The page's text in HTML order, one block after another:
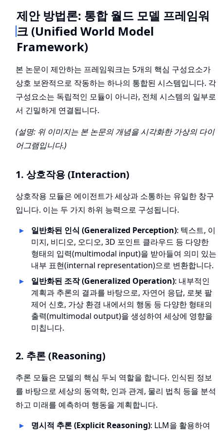
제안 방법론: 통합 월드 모델 프레임워
크 (Unified World Model
Framework)
본 논문이 제안하는 프레임워크는 5개의 핵심 구성요소가
상호 보완적으로 작동하는 하나의 통합된 시스템입니다. 각
구성요소는 독립적인 모듈이 아니라, 전체 시스템의 일부로
서 긴밀하게 연결됩니다.
(설명: 위 이미지는 본 논문의 개념을 시각화한 가상의 다이
어그램입니다.)
1. 상호작용 (Interaction)
상호작용 모듈은 에이전트가 세상과 소통하는 유일한 창구
입니다. 이는 두 가지 하위 능력으로 구성됩니다.
일반화된 인식 (Generalized Perception): 텍스트, 이
미지, 비디오, 오디오, 3D 포인트 클라우드 등 다양한
형태의 입력(multimodal input)을 받아들여 의미 있는
내부 표현(internal representation)으로 변환합니다.
일반화된 조작 (Generalized Operation): 내부적인
계획과 추론의 결과를 바탕으로, 자연어 응답, 로봇 팔
제어 신호, 가상 환경 내에서의 행동 등 다양한 형태의
출력(multimodal output)을 생성하여 세상에 영향을
미칩니다.
2. 추론 (Reasoning)
추론 모듈은 모델의 핵심 두뇌 역할을 합니다. 인식된 정보
를 바탕으로 세상의 동역학, 인과 관계, 물리 법칙 등을 분석
하고 미래를 예측하며 행동을 계획합니다.
명시적 추론 (Explicit Reasoning): LLM을 활용하여